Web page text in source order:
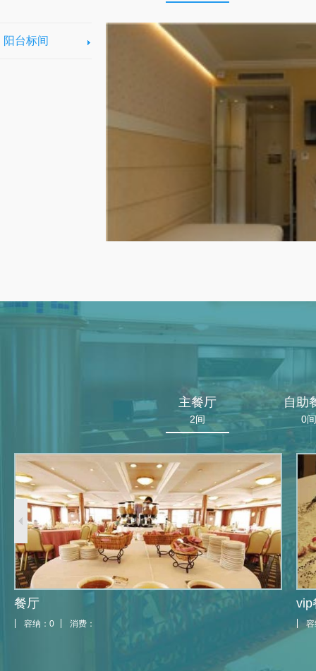
阳台标间
主餐厅
2间
自助
0间
餐厅
容纳：0 消费：
vip